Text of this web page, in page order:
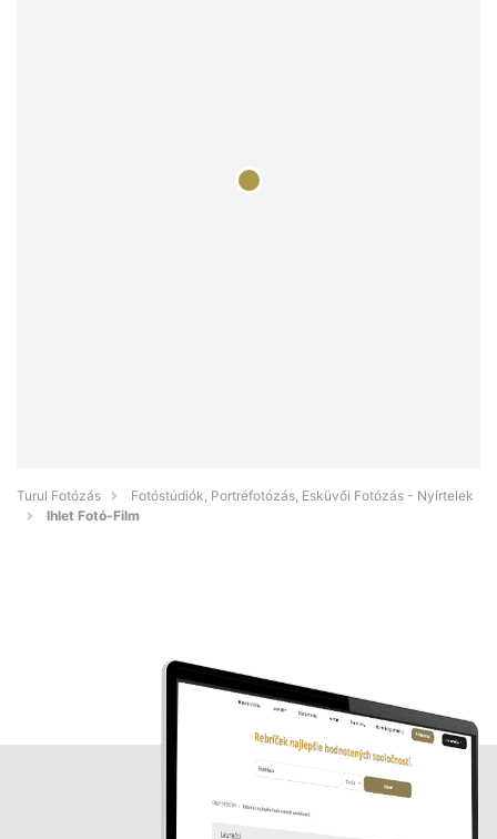
Turul Fotózás
Fotóstúdiók, Portréfotózás, Esküvői Fotózás - Nyírtelek
Ihlet Fotó-Film